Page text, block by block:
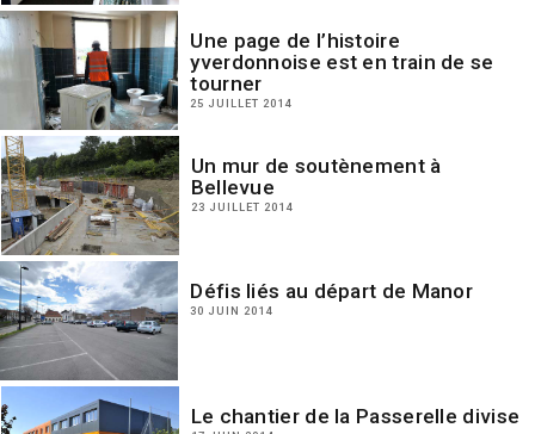
Une page de l’histoire
yverdonnoise est en train de se
tourner
25 JUILLET 2014
Un mur de soutènement à
Bellevue
23 JUILLET 2014
Défis liés au départ de Manor
30 JUIN 2014
Le chantier de la Passerelle divise